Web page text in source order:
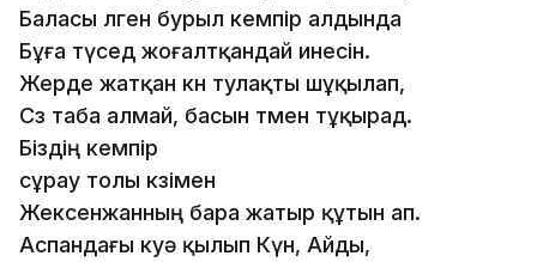
Баласы өлген бурыл кемпір алдында
Бұға түсед жоғалтқандай инесін.
Жерде жатқан көн тулақты шұқылап,
Сөз таба алмай, басын төмен тұқырад.
Біздің кемпір
сұрау толы көзімен
Жексенжанның бара жатыр құтын ап.
Аспандағы куә қылып Күн, Айды,